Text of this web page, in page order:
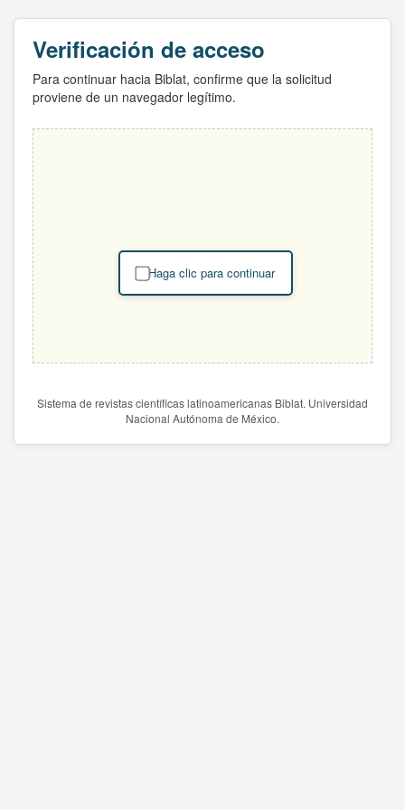
Verificación de acceso
Para continuar hacia Biblat, confirme que la solicitud
proviene de un navegador legítimo.
Haga clic para continuar
Sistema de revistas científicas latinoamericanas Biblat. Universidad
Nacional Autónoma de México.